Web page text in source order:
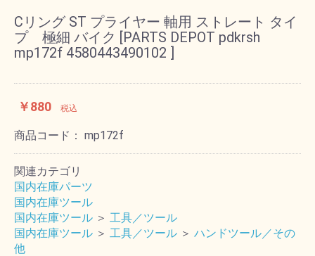
Cリング ST プライヤー 軸用 ストレート タイ
プ 極細 バイク [PARTS DEPOT pdkrsh
mp172f 4580443490102 ]
￥880 税込
商品コード： mp172f
関連カテゴリ
国内在庫パーツ
国内在庫ツール
国内在庫ツール ＞ 工具／ツール
国内在庫ツール ＞ 工具／ツール ＞ ハンドツール／その
他